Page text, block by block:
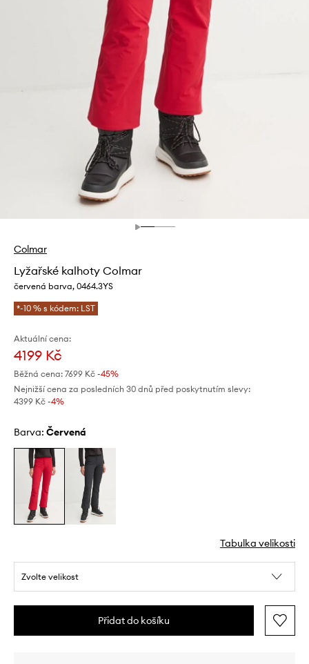
Colmar
Lyžařské kalhoty Colmar
červená barva, 0464.3YS
*-10 % s kódem: LST
Aktuální cena:
4199 Kč
Běžná cena: 7699 Kč -45%
Nejnižší cena za posledních 30 dnů před poskytnutím slevy:
4399 Kč -4%
Barva: červená
Tabulka velikosti
Zvolte velikost
Přidat do košíku